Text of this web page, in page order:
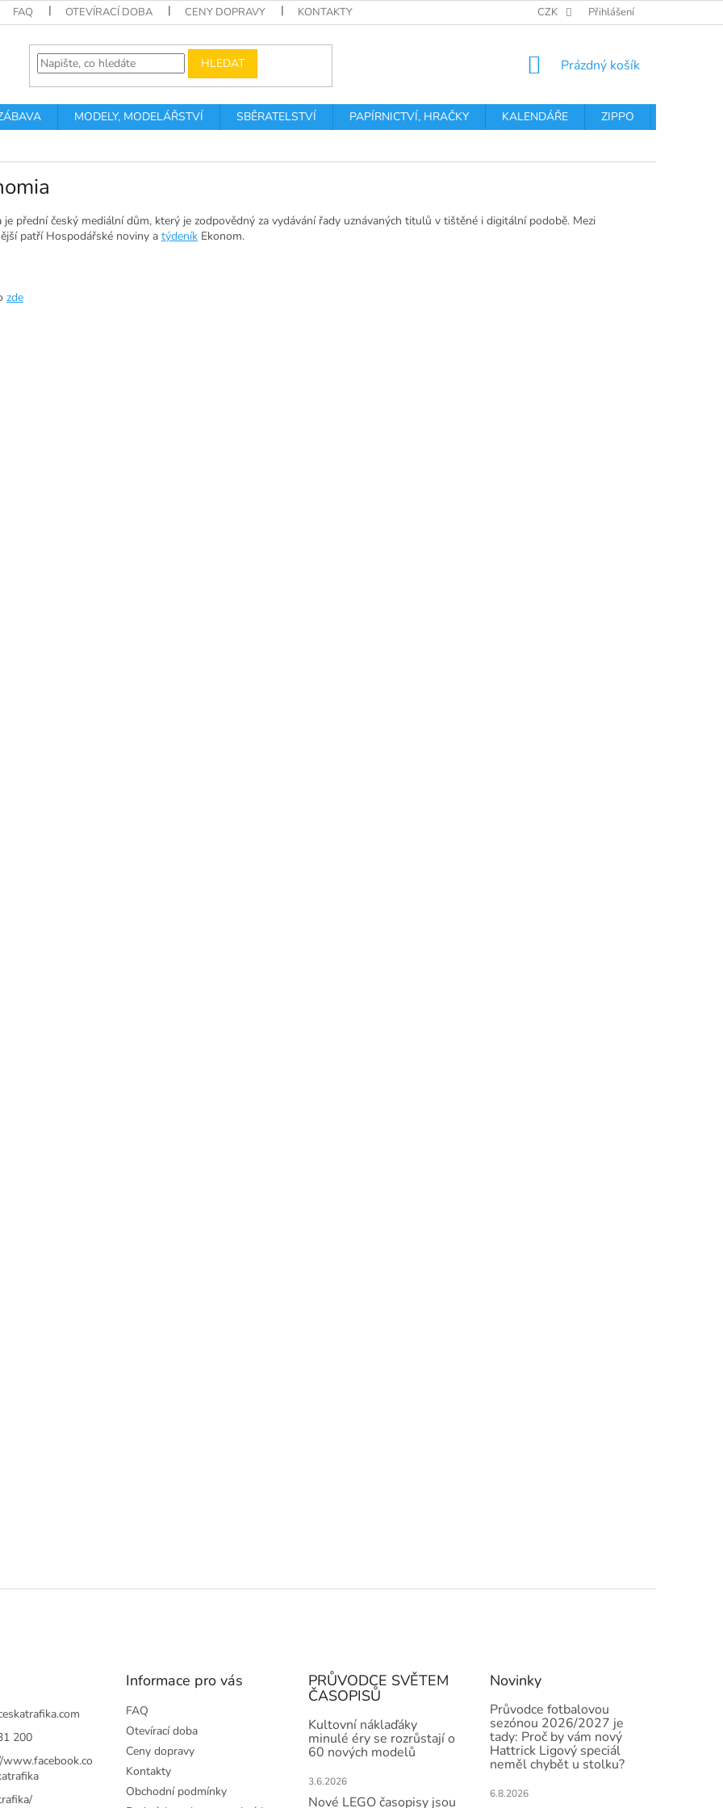
FAQ OTEVÍRACÍ DOBA CENY DOPRAVY KONTAKTY PODMÍNKY OCHRANY OSOBNÍCH
CZK Přihlášení
HLEDAT
NÁKUPNÍ
Prázdný košík
MODELY, MODELÁŘSTVÍ SBĚRATELSTVÍ PAPÍRNICTVÍ, HRAČKY KALENDÁŘE ZIPPO
je přední český mediální dům, který je zodpovědný za vydávání řady uznávaných titulů v tištěné i digitální podobě. Mezi
patří Hospodářské noviny a týdeník Ekonom.
zde
200
Informace pro vás
FAQ
Otevírací doba
Ceny dopravy
Kontakty
Obchodní podmínky
PRŮVODCE SVĚTEM
ČASOPISŮ
Kultovní náklaďáky
minulé éry se rozrůstají o
60 nových modelů
3.6.2026
Nové LEGO časopisy jsou
Novinky
Průvodce fotbalovou
sezónou 2026/2027 je
tady: Proč by vám nový
Hattrick Ligový speciál
neměl chybět u stolku?
6.8.2026